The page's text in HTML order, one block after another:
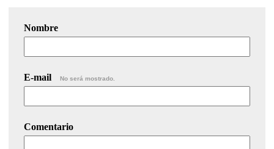
Nombre
E-mail No será mostrado.
Comentario